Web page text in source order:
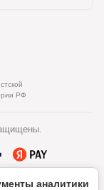
РФ
аналитики